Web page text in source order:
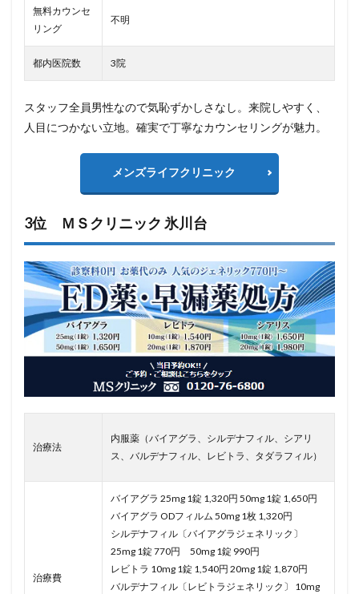
無料カウンセ
リング
不明
都内医院数 3院
スタッフ全員男性なので気恥ずかしさなし。来院しやすく、
人目につかない立地。確実で丁寧なカウンセリングが魅力。
メンズライフクリニック
3位 ＭＳクリニック 氷川台
治療法
内服薬（バイアグラ、シルデナフィル、シアリ
ス、バルデナフィル、レビトラ、タダラフィル）
治療費
バイアグラ 25mg 1錠 1,320円 50mg 1錠 1,650円
バイアグラ ODフィルム 50mg 1枚 1,320円
シルデナフィル〔バイアグラジェネリック〕
25mg 1錠 770円 50mg 1錠 990円
レビトラ 10mg 1錠 1,540円 20mg 1錠 1,870円
バルデナフィル〔レビトラジェネリック〕 10mg